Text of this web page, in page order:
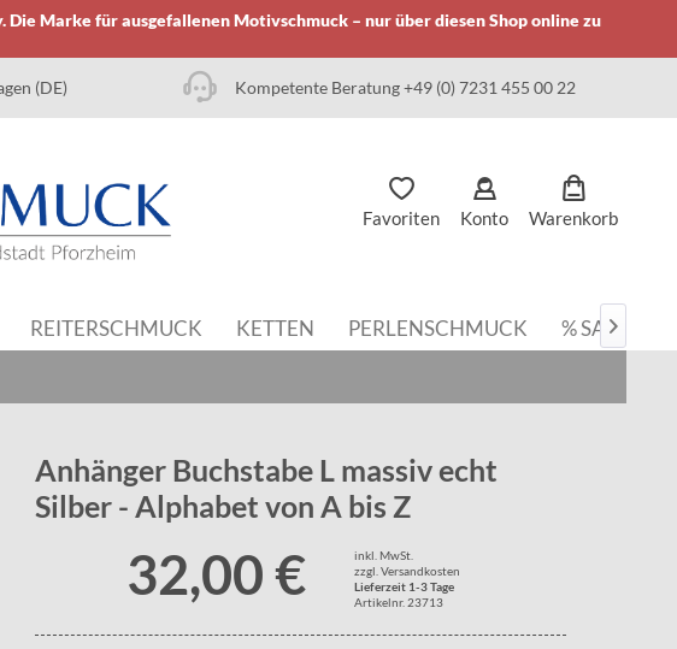
Marke für ausgefallenen Motivschmuck – nur über diesen Shop online zu
(DE) Kompetente Beratung +49 (0) 7231 455 00 22
Favoriten Konto Warenkorb
REITERSCHMUCK KETTEN PERLENSCHMUCK % SALE

Anhänger Buchstabe L massiv echt
Silber - Alphabet von A bis Z
32,00 €
inkl. MwSt.
zzgl. Versandkosten
Lieferzeit 1-3 Tage
Artikelnr. 23713